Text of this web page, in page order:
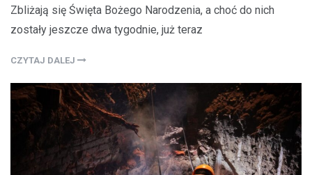
Zbliżają się Święta Bożego Narodzenia, a choć do nich
zostały jeszcze dwa tygodnie, już teraz
CZYTAJ DALEJ